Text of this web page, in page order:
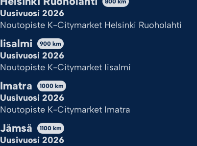
Cookie Policy Tietosuojaseloste
KUVAUS
800 km
Uusivuosi 2026
Noutopiste K-Citymarket Helsinki Ruoholahti
Iisalmi 900 km
Uusivuosi 2026
Noutopiste K-Citymarket Iisalmi
Imatra 1000 km
Uusivuosi 2026
Noutopiste K-Citymarket Imatra
Jämsä 1100 km
Uusivuosi 2026